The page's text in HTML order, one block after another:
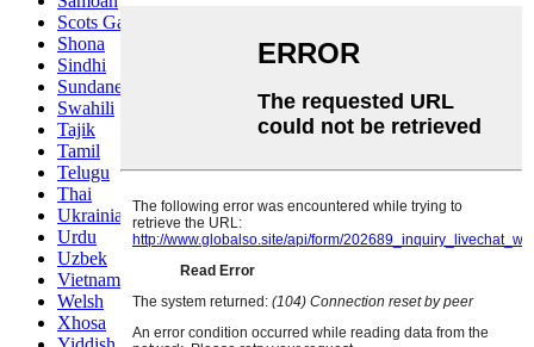
Scots Gaelic
Shona
Sindhi
Sundanese
Swahili
Tajik
Tamil
Telugu
Thai
Ukrainian
Urdu
Uzbek
Vietnamese
Welsh
Xhosa